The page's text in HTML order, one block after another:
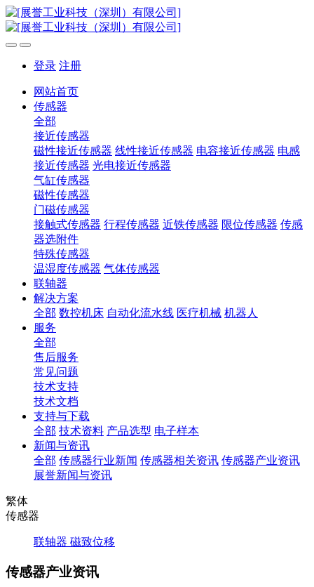
登录 注册
网站首页
传感器
全部
接近传感器
磁性接近传感器 线性接近传感器 电容接近传感器 电感
接近传感器 光电接近传感器
气缸传感器
磁性传感器
门磁传感器
接触式传感器 行程传感器 近铁传感器 限位传感器 传感
器选附件
特殊传感器
温湿度传感器 气体传感器
联轴器
解决方案
全部 数控机床 自动化流水线 医疗机械 机器人
服务
全部
售后服务
常见问题
技术支持
技术文档
支持与下载
全部 技术资料 产品选型 电子样本
新闻与资讯
全部 传感器行业新闻 传感器相关资讯 传感器产业资讯
展誉新闻与资讯
繁体
传感器
联轴器 磁致位移
传感器产业资讯